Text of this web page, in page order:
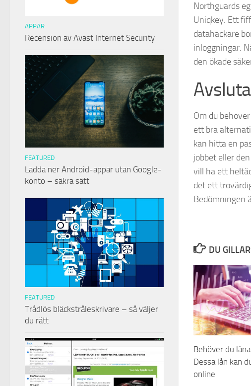
Northguards
Uniqkey. Ett
datahackare
inloggningar.
den ökade
Om du
ett bra
kan hitta en
jobbet eller
vill ha ett
det ett
Bedömningen
DU
Behöver du
Dessa lån kan
online
APPAR
Recension av Avast Internet Security
FEATURED
Ladda ner Android-appar utan Google-
konto – säkra sätt
FEATURED
Trådlös bläckstråleskrivare – så väljer
du rätt